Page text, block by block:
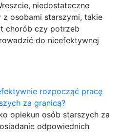
niedostateczne
osobami starszymi, takie
chorób czy potrzeb
do nieefektywnej
rozpocząć pracę
za granicą?
opiekun osób starszych za
odpowiednich